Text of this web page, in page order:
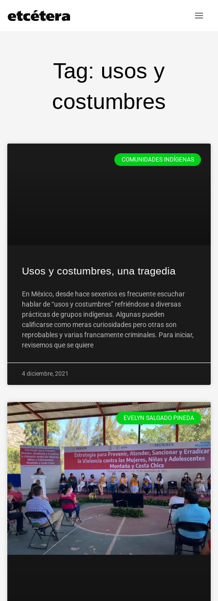
Tag: usos y
costumbres
COMUNIDADES INDÍGENAS
Usos y costumbres, una tragedia
En México, desde hace sexenios es frecuente escuchar
hablar de “usos y costumbres” refriéndose a diversas
prácticas de grupos indígenas. Algunas pueden
calificarse como meras curiosidades pero otras son
reprobables y varias francamente criminales. Para iniciar,
revisemos que se quiere
4 diciembre, 2021
EVELYN SALGADO PINEDA